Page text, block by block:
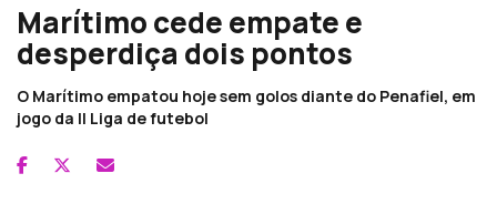
Marítimo cede empate e
desperdiça dois pontos
O Marítimo empatou hoje sem golos diante do Penafiel, em
jogo da II Liga de futebol